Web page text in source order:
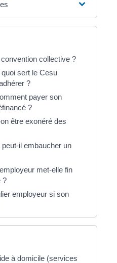
collective ?
sert le Cesu
?
payer son
?
être exonéré des
il embaucher un
met-elle fin
?
employeur si son
à domicile (services